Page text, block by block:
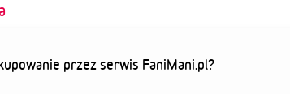
przez serwis FaniMani.pl?